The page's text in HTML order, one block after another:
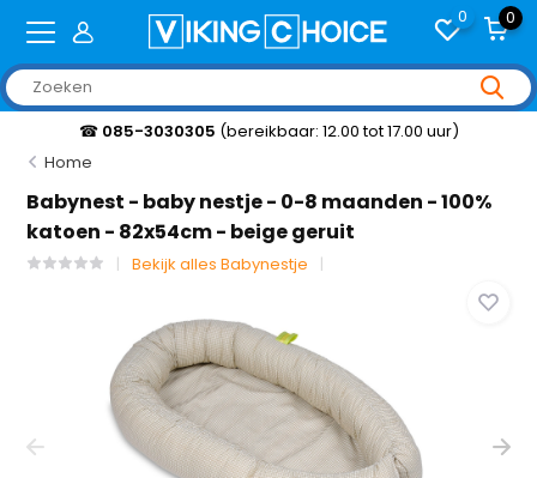
0 0
☎ 085-3030305 (bereikbaar: 12.00 tot 17.00 uur)
Home
Babynest - baby nestje - 0-8 maanden - 100%
katoen - 82x54cm - beige geruit
Bekijk alles Babynestje